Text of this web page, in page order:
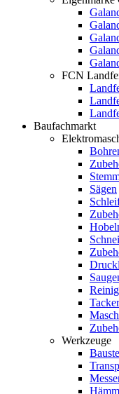
FCN
Baufachmarkt
Sägen
Werkzeuge